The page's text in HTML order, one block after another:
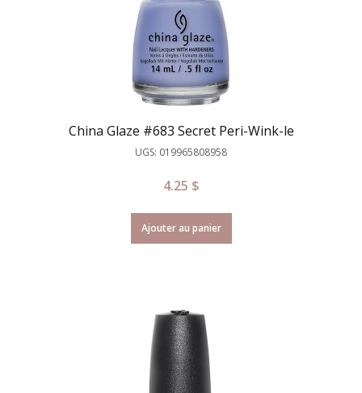
China Glaze #683 Secret Peri-Wink-le
UGS: 019965808958
4.25 $
Ajouter au panier